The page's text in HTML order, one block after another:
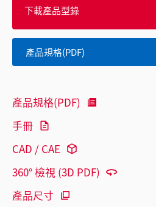
下載產品型錄
產品規格(PDF)
產品規格(PDF)
手冊
CAD / CAE
360° 檢視 (3D PDF)
產品尺寸